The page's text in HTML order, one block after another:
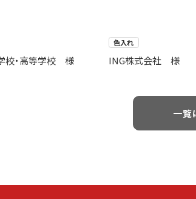
校・高等学校 様
色入れ
ING株式会社 様
一覧